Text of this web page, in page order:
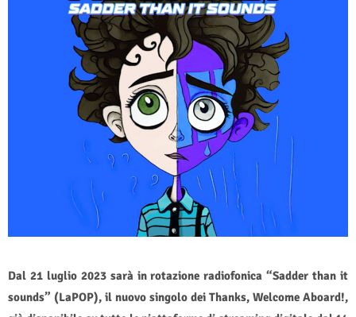
Dal 21 luglio 2023 sarà in rotazione radiofonica “Sadder than it
sounds” (LaPOP), il nuovo singolo dei Thanks, Welcome Aboard!,